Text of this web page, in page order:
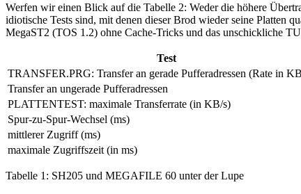
Werfen wir einen Blick auf die Tabelle 2: Weder die höhere
idiotische Tests sind, mit denen dieser Brod wieder seine Platten
MegaST2 (TOS 1.2) ohne Cache-Tricks und das unschickliche
Test
TRANSFER.PRG: Transfer an gerade Pufferadressen (Rate in
Transfer an ungerade Pufferadressen
PLATTENTEST: maximale Transferrate (in KB/s)
Spur-zu-Spur-Wechsel (ms)
mittlerer Zugriff (ms)
maximale Zugriffszeit (in ms)
Tabelle 1: SH205 und MEGAFILE 60 unter der Lupe